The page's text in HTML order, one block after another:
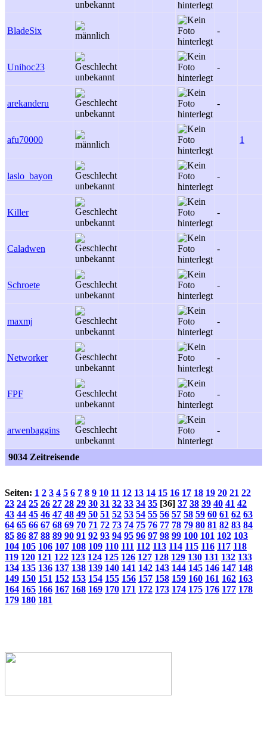
BladeSix -
Unihoc23 -
arekanderu -
afu70000 1
laslo_bayon -
Killer -
Caladwen -
Schroete -
maxmj -
Networker -
FPF -
arwenbaggins -
9034 Zeitreisende
Seiten: 1 2 3 4 5 6 7 8 9 10 11 12 13 14 15 16 17 18 19 20 21 22
23 24 25 26 27 28 29 30 31 32 33 34 35 [36] 37 38 39 40 41 42
43 44 45 46 47 48 49 50 51 52 53 54 55 56 57 58 59 60 61 62 63
64 65 66 67 68 69 70 71 72 73 74 75 76 77 78 79 80 81 82 83 84
85 86 87 88 89 90 91 92 93 94 95 96 97 98 99 100 101 102 103
104 105 106 107 108 109 110 111 112 113 114 115 116 117 118
119 120 121 122 123 124 125 126 127 128 129 130 131 132 133
134 135 136 137 138 139 140 141 142 143 144 145 146 147 148
149 150 151 152 153 154 155 156 157 158 159 160 161 162 163
164 165 166 167 168 169 170 171 172 173 174 175 176 177 178
179 180 181